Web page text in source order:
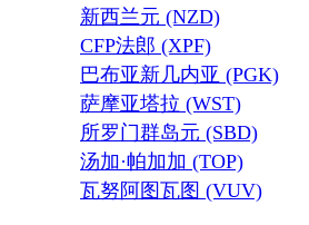
新西兰元 (NZD)
CFP法郎 (XPF)
巴布亚新几内亚 (PGK)
萨摩亚塔拉 (WST)
所罗门群岛元 (SBD)
汤加·帕加加 (TOP)
瓦努阿图瓦图 (VUV)